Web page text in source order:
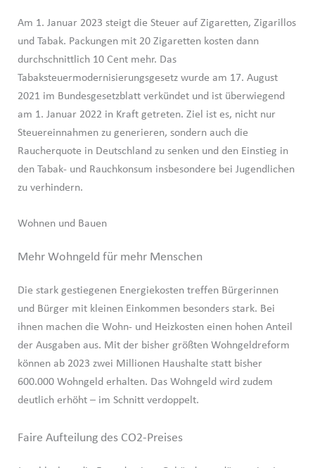
Am 1. Januar 2023 steigt die Steuer auf Zigaretten, Zigarillos
und Tabak. Packungen mit 20 Zigaretten kosten dann
durchschnittlich 10 Cent mehr. Das
Tabaksteuermodernisierungsgesetz wurde am 17. August
2021 im Bundesgesetzblatt verkündet und ist überwiegend
am 1. Januar 2022 in Kraft getreten. Ziel ist es, nicht nur
Steuereinnahmen zu generieren, sondern auch die
Raucherquote in Deutschland zu senken und den Einstieg in
den Tabak- und Rauchkonsum insbesondere bei Jugendlichen
zu verhindern.
Wohnen und Bauen
Mehr Wohngeld für mehr Menschen
Die stark gestiegenen Energiekosten treffen Bürgerinnen
und Bürger mit kleinen Einkommen besonders stark. Bei
ihnen machen die Wohn- und Heizkosten einen hohen Anteil
der Ausgaben aus. Mit der bisher größten Wohngeldreform
können ab 2023 zwei Millionen Haushalte statt bisher
600.000 Wohngeld erhalten. Das Wohngeld wird zudem
deutlich erhöht – im Schnitt verdoppelt.
Faire Aufteilung des CO2-Preises